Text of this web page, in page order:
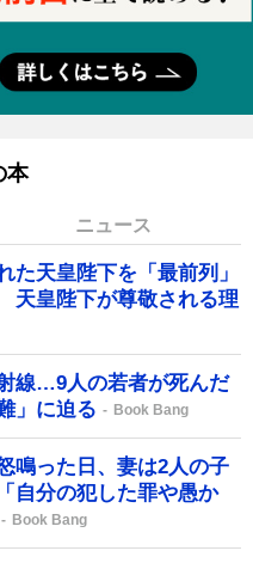
本
ニュース
た天皇陛下を「最前列」
皇陛下が尊敬される理
線…9人の若者が死んだ
」に迫る
Book Bang
鳴った日、妻は2人の子
自分の犯した罪や愚か
Book Bang